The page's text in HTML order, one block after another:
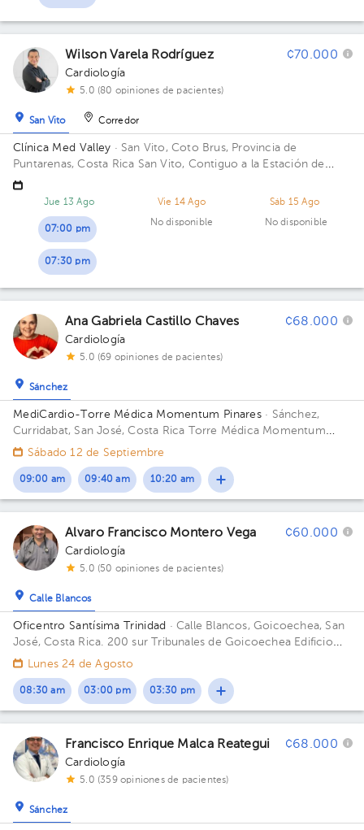
Wilson Varela Rodríguez ¢70.000
Cardiología
5.0 (80 opiniones de pacientes)
San Vito Corredor
Clínica Med Valley · San Vito, Coto Brus, Provincia de
Puntarenas, Costa Rica San Vito, Contiguo a la Estación de
Policia Edificio Med Valley. Piso 1. Consultorio 5.
Jue 13 Ago
07:00 pm
07:30 pm
Vie 14 Ago
No disponible
Sáb 15 Ago
No disponible
Ana Gabriela Castillo Chaves ¢68.000
Cardiología
5.0 (69 opiniones de pacientes)
Sánchez
MediCardio-Torre Médica Momentum Pinares · Sánchez,
Curridabat, San José, Costa Rica
Torre Médica Momentum
Pinares, Frente a Walmart.
Sábado 12 de Septiembre
09:00 am 09:40 am 10:20 am
Alvaro Francisco Montero Vega ¢60.000
Cardiología
5.0 (50 opiniones de pacientes)
Calle Blancos
Oficentro Santísima Trinidad · Calle Blancos, Goicoechea, San
José, Costa Rica. 200 sur Tribunales de Goicoechea Edificio
Santísima Trinidad. Piso 1.
Lunes 24 de Agosto
08:30 am 03:00 pm 03:30 pm
Francisco Enrique Malca Reategui ¢68.000
Cardiología
5.0 (359 opiniones de pacientes)
Sánchez